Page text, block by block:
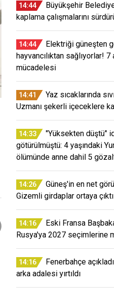
14:44
Büyükşehir
kaplama çalışmalarını
14:44
Elektriği güneşten
hayvancılıktan sağlıyorlar!
mücadelesi
14:41
Yaz sıcaklarında
Uzmanı şekerli içeceklere
14:33
"Yüksekten düştü"
götürülmüştü: 4 yaşındaki
ölümünde anne dahil 5
14:26
Güneş'in en net
Gizemli girdaplar ortaya çıktı
14:16
Eski Fransa
Rusya'ya 2027 seçimlerine
14:16
Fenerbahçe
arka adalesi yırtıldı